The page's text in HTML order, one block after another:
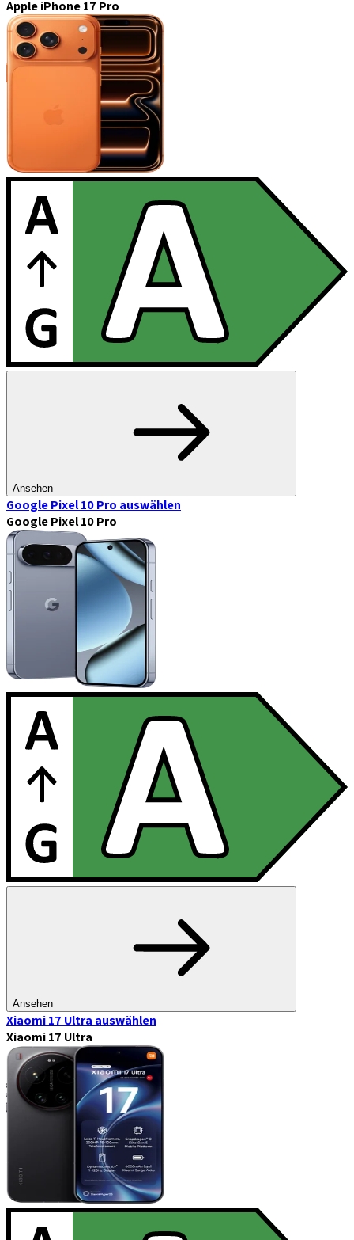
Apple iPhone 17 Pro
Ansehen
Google Pixel 10 Pro auswählen
Google Pixel 10 Pro
Ansehen
Xiaomi 17 Ultra auswählen
Xiaomi 17 Ultra